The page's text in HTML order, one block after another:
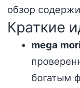
обзор
Краткие
mega
богатым